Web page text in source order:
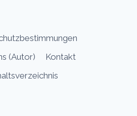
(Autor)
Kontakt